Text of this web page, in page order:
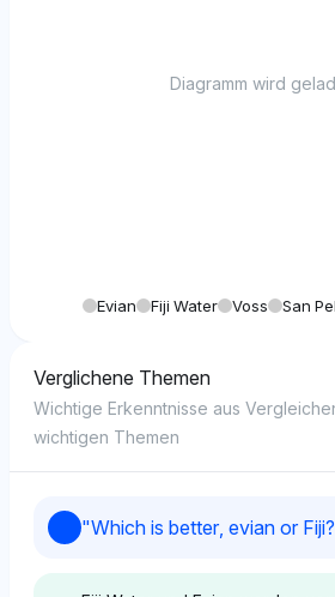
Diagramm wird
Evian Fiji Water Voss San
Verglichene Themen
Wichtige Erkenntnisse aus
wichtigen Themen
"Which is better, evian or Fiji?